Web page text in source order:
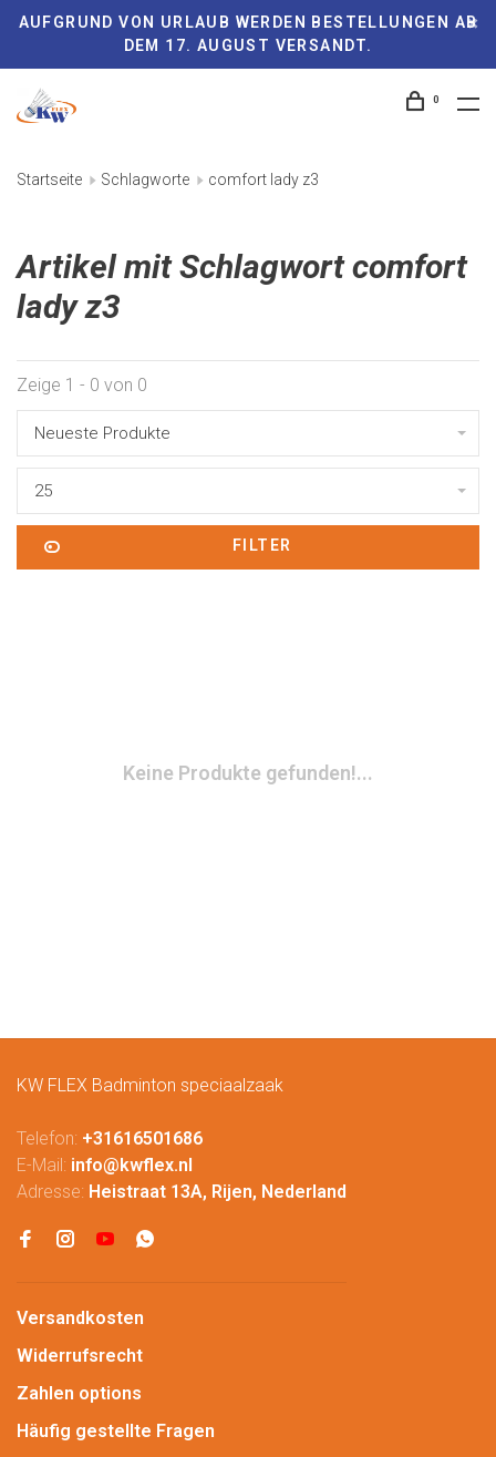
AUFGRUND VON URLAUB WERDEN BESTELLUNGEN AB
DEM 17. AUGUST VERSANDT.
0
Startseite Schlagworte comfort lady z3
Artikel mit Schlagwort comfort
lady z3
Zeige 1 - 0 von 0
Neueste Produkte
25
FILTER
Keine Produkte gefunden!...
KW FLEX Badminton speciaalzaak
Telefon: +31616501686
E-Mail: info@kwflex.nl
Adresse: Heistraat 13A, Rijen, Nederland
Versandkosten
Widerrufsrecht
Zahlen options
Häufig gestellte Fragen